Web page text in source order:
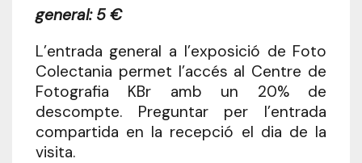
general: 5 €
L’entrada general a l’exposició de Foto
Colectania permet l’accés al Centre de
Fotografia KBr amb un 20% de
descompte. Preguntar per l’entrada
compartida en la recepció el dia de la
visita.